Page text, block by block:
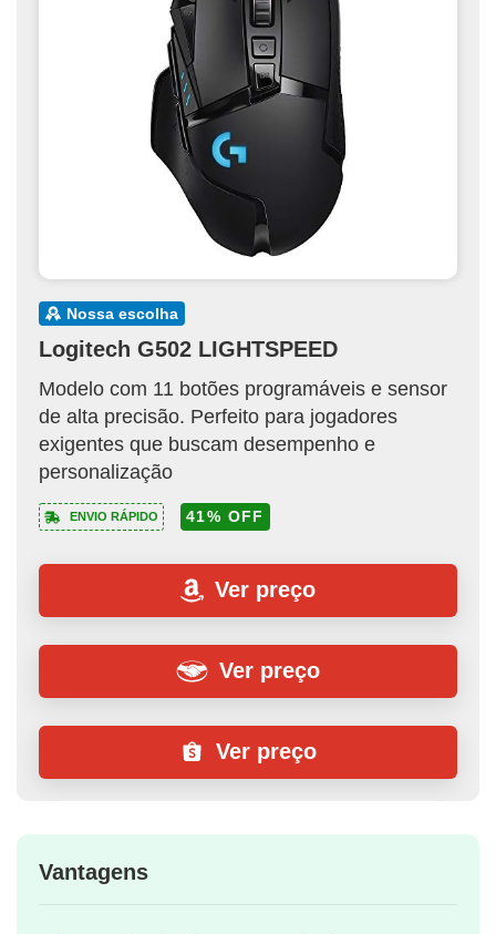
nossa escolha
Logitech G502 LIGHTSPEED
Modelo com 11 botões programáveis e sensor
de alta precisão. Perfeito para jogadores
exigentes que buscam desempenho e
personalização
ENVIO RÁPIDO 41% OFF
Ver preço
Ver preço
Ver preço
Vantagens